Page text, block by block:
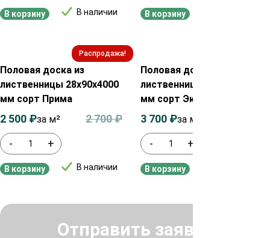
В наличии
В корзину В корзину
Распродажа!
Половая доска из
лиственницы 28х90х4000
мм сорт Прима
- +
В наличии
2 700₽
2 500 ₽за м²
В корзину
Половая доска из
лиственницы 28х85х4000
мм сорт Экстра
- +
3 700 ₽за м²
В корзину
Отправить заявку